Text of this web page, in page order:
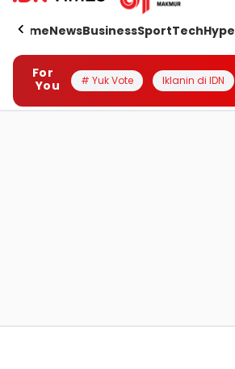
HomeNewsBusinessSportTechHype
For
You
# Yuk Vote Iklanin di IDN